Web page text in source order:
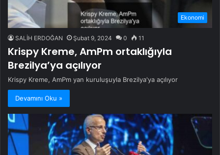
Ekonomi
SALİH ERDOĞAN Şubat 9, 2024 0 11
Krispy Kreme, AmPm ortaklığıyla
Brezilya’ya açılıyor
Krispy Kreme, AmPm yan kuruluşuyla Brezilya'ya açılıyor
Devamını Oku »